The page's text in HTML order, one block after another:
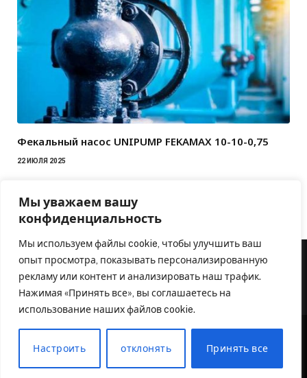
Мы уважаем вашу
конфиденциальность
Мы используем файлы cookie, чтобы улучшить ваш
опыт просмотра, показывать персонализированную
рекламу или контент и анализировать наш трафик.
Нажимая «Принять все», вы соглашаетесь на
использование наших файлов cookie.
Настроить отклонять Принять все
Фекальный насос UNIPUMP FEKAMAX 10-10-0,75
22 ИЮЛЯ 2025
© 2026 Аква Оборудование. Официальный партнер inzton.ru